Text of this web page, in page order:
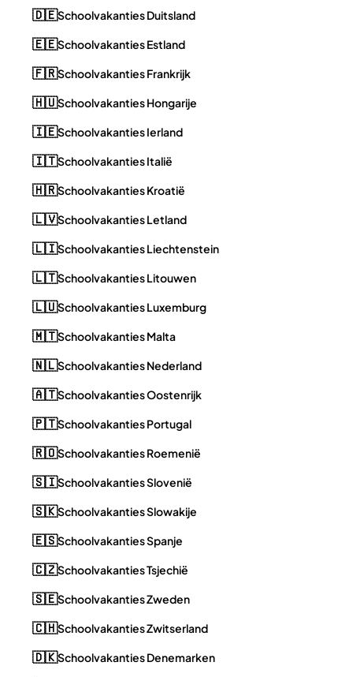
🇩🇪Schoolvakanties Duitsland
🇪🇪Schoolvakanties Estland
🇫🇷Schoolvakanties Frankrijk
🇭🇺Schoolvakanties Hongarije
🇮🇪Schoolvakanties Ierland
🇮🇹Schoolvakanties Italië
🇭🇷Schoolvakanties Kroatië
🇱🇻Schoolvakanties Letland
🇱🇮Schoolvakanties Liechtenstein
🇱🇹Schoolvakanties Litouwen
🇱🇺Schoolvakanties Luxemburg
🇲🇹Schoolvakanties Malta
🇳🇱Schoolvakanties Nederland
🇦🇹Schoolvakanties Oostenrijk
🇵🇹Schoolvakanties Portugal
🇷🇴Schoolvakanties Roemenië
🇸🇮Schoolvakanties Slovenië
🇸🇰Schoolvakanties Slowakije
🇪🇸Schoolvakanties Spanje
🇨🇿Schoolvakanties Tsjechië
🇸🇪Schoolvakanties Zweden
🇨🇭Schoolvakanties Zwitserland
🇩🇰Schoolvakanties Denemarken